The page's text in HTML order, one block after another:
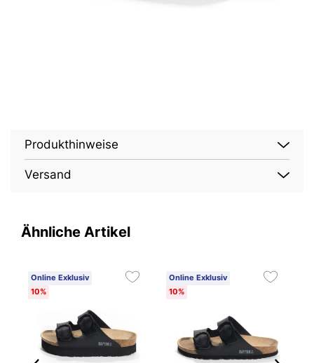
Produkthinweise
Versand
Ähnliche Artikel
Online Exklusiv
10%
Online Exklusiv
10%